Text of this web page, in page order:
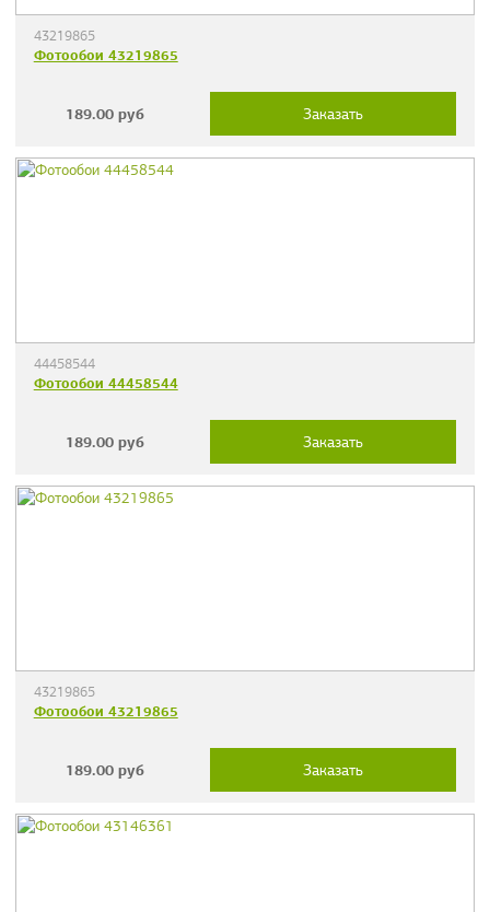
43219865
Фотообои 43219865
189.00 руб Заказать
44458544
Фотообои 44458544
189.00 руб Заказать
43219865
Фотообои 43219865
189.00 руб Заказать